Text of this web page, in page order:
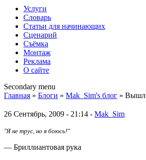
Услуги
Словарь
Статьи для начинающих
Сценарий
Съёмка
Монтаж
Реклама
О сайте
Secondary menu
Главная » Блоги » Mak_Sim's блог »
26 Сентябрь, 2009 - 21:14 - Mak_Sim
"Я не трус, но я боюсь!"
— Бриллиантовая рука